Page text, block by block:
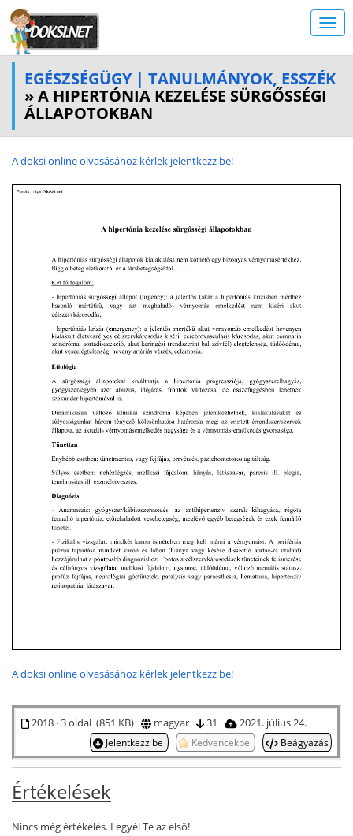
EGÉSZSÉGÜGY | TANULMÁNYOK, ESSZÉK
» A HIPERTÓNIA KEZELÉSE SÜRGŐSSÉGI
ÁLLAPOTOKBAN
A doksi online olvasásához kérlek jelentkezz be!
A doksi online olvasásához kérlek jelentkezz be!
2018 · 3 oldal (851 KB) magyar 31 2021. július 24.
Jelentkezz be Kedvencekbe Beágyazás
Értékelések
Nincs még értékelés. Legyél Te az első!